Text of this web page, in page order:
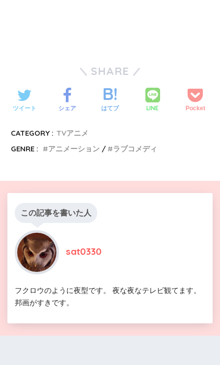
SHARE
ツイート シェア はてブ LINE Pocket
CATEGORY : TVアニメ
GENRE :
アニメーション ラブコメディ
この記事を書いた人
sat0330
フクロウのように夜型です。 夜な夜なテレビ観てます。
邦画がすきです。